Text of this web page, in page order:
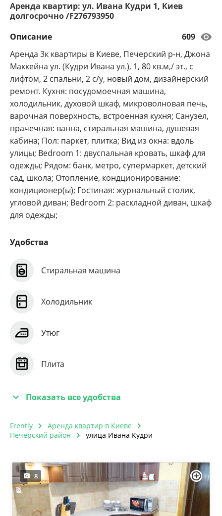
Аренда квартир: ул. Ивана Кудри 1, Киев
долгосрочно /F276793950
Описание
609
Аренда 3к квартиры в Киеве, Печерский р-н, Джона
Маккейна ул. (Кудри Ивана ул.), 1, 80 кв.м,/ эт., с
лифтом, 2 спальни, 2 с/у, новый дом, дизайнерский
ремонт. Кухня: посудомоечная машина,
холодильник, духовой шкаф, микроволновая печь,
варочная поверхность, встроенная кухня; Санузел,
прачечная: ванна, стиральная машина, душевая
кабина; Пол: паркет, плитка; Вид из окна: вдоль
улицы; Bedroom 1: двуспальная кровать, шкаф для
одежды; Рядом: банк, метро, супермаркет, детский
сад, школа; Отопление, кондционирование:
кондиционер(ы); Гостиная: журнальный столик,
угловой диван; Bedroom 2: раскладной диван, шкаф
для одежды;
Удобства
Стиральная машина
Холодильник
Утюг
Плита
Показать все удобства
Frently
Аренда квартир в Киеве
Печерский район
улица Ивана Кудри
8